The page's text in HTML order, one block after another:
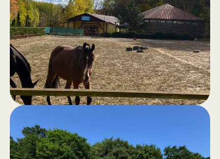
Классическая сауна, хамам,
открытый джакузи, бассейн и зона
для барбекю — всё для отличного
настроения и полного комфорта.
Прогулки
верхом